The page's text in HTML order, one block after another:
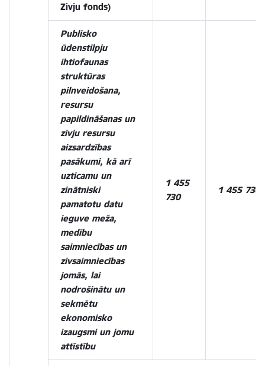
Zivju fonds)
Publisko
ūdenstilpju
ihtiofaunas
struktūras
pilnveidošana,
resursu
papildināšanas un
zivju resursu
aizsardzības
pasākumi, kā arī
uzticamu un
zinātniski
pamatotu datu
ieguve meža,
medību
saimniecības un
zivsaimniecības
jomās, lai
nodrošinātu un
sekmētu
ekonomisko
izaugsmi un jomu
attīstību
1 455
730
1 455 730